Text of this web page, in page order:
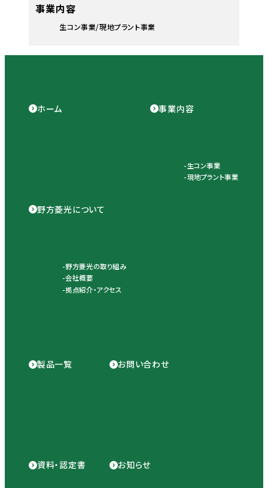
事業内容
生コン事業 現地プラント事業
ホーム
野方菱光について
野方菱光の取り組み
会社概要
拠点紹介・アクセス
事業内容
生コン事業
現地プラント事業
製品一覧
資料・認定書
お問い合わせ
お知らせ